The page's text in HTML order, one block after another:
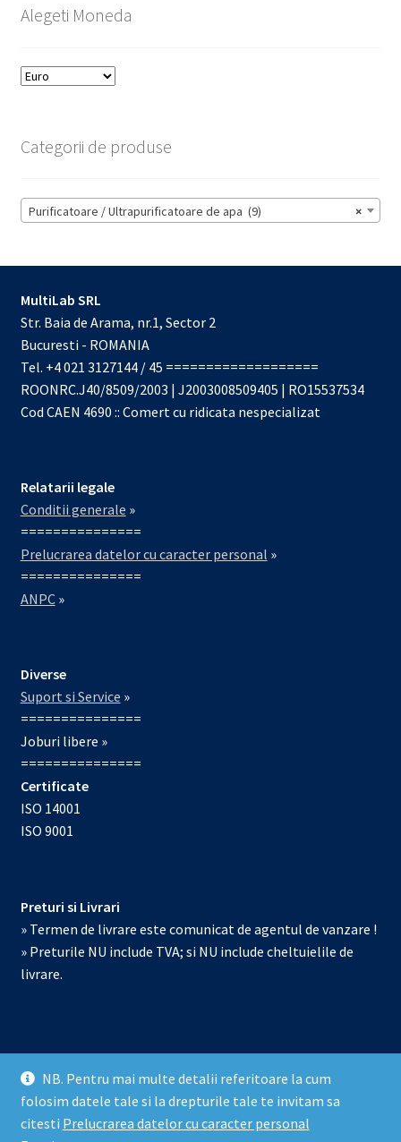
NB. Pentru mai multe detalii referitoare la cum
folosim datele tale si la drepturile tale te invitam sa
citesti Prelucrarea datelor cu caracter personal
Alegeti Moneda
Categorii de produse
×
Purificatoare / Ultrapurificatoare de apa (9)
MultiLab SRL
Str. Baia de Arama, nr.1, Sector 2
Bucuresti - ROMANIA
Tel. +4 021 3127144 / 45 ===================
ROONRC.J40/8509/2003 | J2003008509405 | RO15537534
Cod CAEN 4690 :: Comert cu ridicata nespecializat
Relatarii legale
Conditii generale »
===============
Prelucrarea datelor cu caracter personal »
===============
ANPC»
Diverse
Suport si Service »
===============
Joburi libere »
===============
Certificate
ISO 14001
ISO 9001
Preturi si Livrari
» Termen de livrare este comunicat de agentul de vanzare !
» Preturile NU include TVA; si NU include cheltuielile de
livrare.
© Echipamente de laborator 2026
Prelucrarea datelor cu caracter personal
Construit cu
WooCommerce.